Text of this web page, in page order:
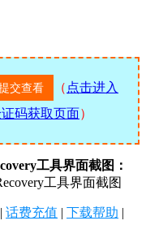
（ 点击进入
码获取页面）
工具界面截图：
| 话费充值 | 下载帮助 |